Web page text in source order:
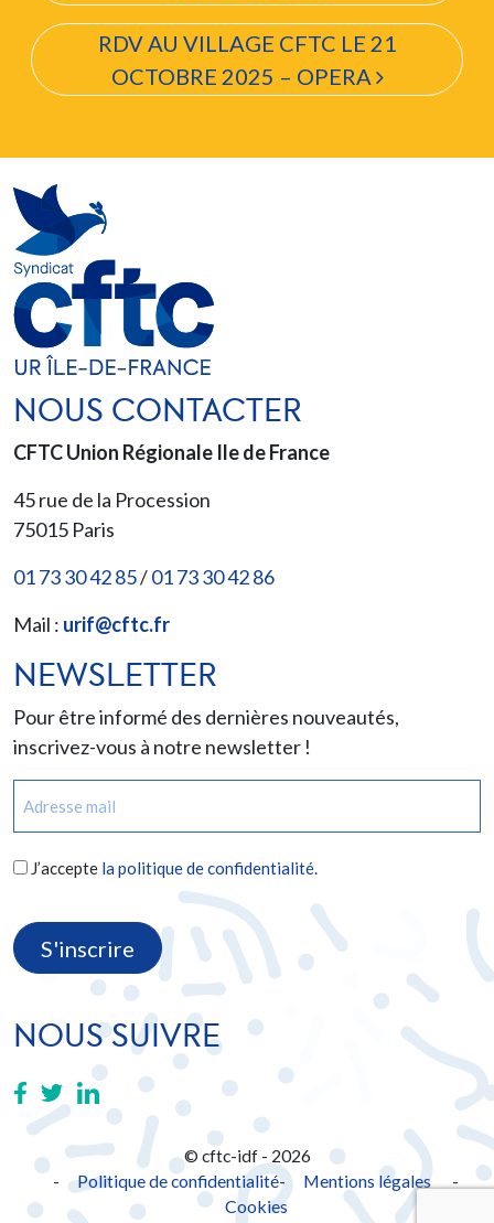
RDV AU VILLAGE CFTC LE 21
OCTOBRE 2025 – OPERA
NOUS CONTACTER
CFTC Union Régionale Ile de France
45 rue de la Procession
75015 Paris
01 73 30 42 85/01 73 30 42 86
Mail : urif@cftc.fr
NEWSLETTER
Pour être informé des dernières nouveautés,
inscrivez-vous à notre newsletter !
mail
RGPD
J’accepte la politique de confidentialité.
NOUS SUIVRE
© cftc-idf - 2026
Politique de confidentialité
Mentions légales
-
Cookies